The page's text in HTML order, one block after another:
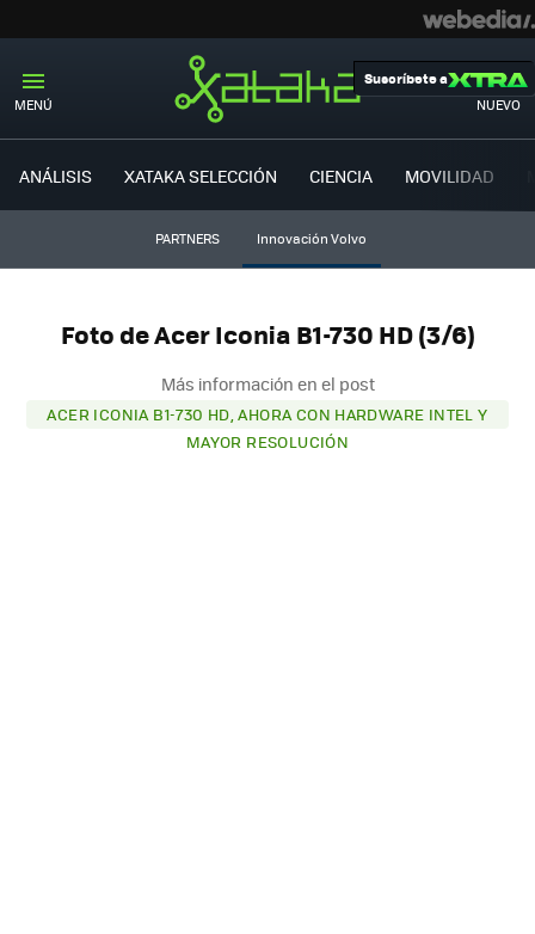
MENÚ NUEVO
Suscríbete a
ANÁLISIS XATAKA SELECCIÓN CIENCIA MOVILIDAD
PARTNERS Innovación Volvo
Foto de Acer Iconia B1-730 HD (3/6)
Más información en el post
ACER ICONIA B1-730 HD, AHORA CON HARDWARE INTEL Y
MAYOR RESOLUCIÓN